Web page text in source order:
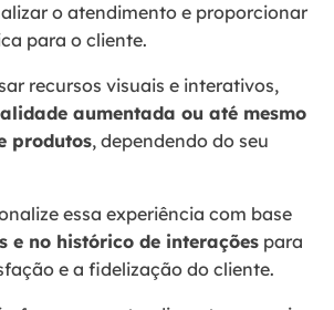
o atendimento e proporcionar
para o cliente.
recursos visuais e interativos,
aumentada ou até mesmo
produtos, dependendo do seu
essa experiência com base
e no histórico de interações para
e a fidelização do cliente.